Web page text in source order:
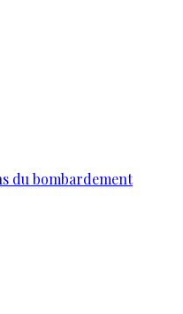
du bombardement